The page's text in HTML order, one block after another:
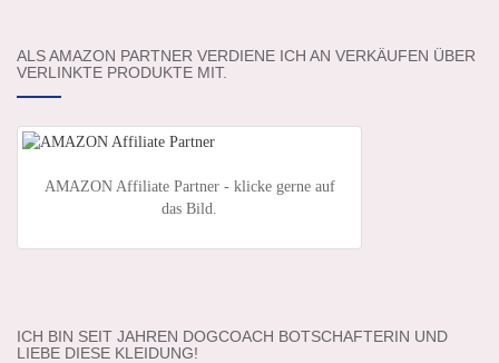
ALS AMAZON PARTNER VERDIENE ICH AN VERKÄUFEN ÜBER
VERLINKTE PRODUKTE MIT.
AMAZON Affiliate Partner - klicke gerne auf
das Bild.
ICH BIN SEIT JAHREN DOGCOACH BOTSCHAFTERIN UND
LIEBE DIESE KLEIDUNG!